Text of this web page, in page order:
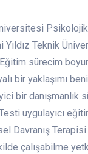
Teknik
sürecim
bir yaklaşımı
bir danışmanlık
uygulayıcı
Davranış
çalışabilme